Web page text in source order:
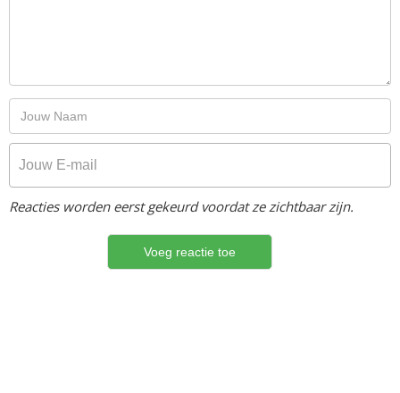
Reacties worden eerst gekeurd voordat ze zichtbaar zijn.